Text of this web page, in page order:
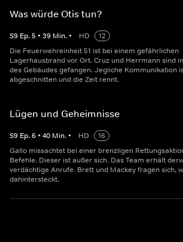
Was würde Otis tun?
S9 Ep.5 • 39 Min. • HD
12
Die Feuerwehreinheit 51 ist bei einem gefährlichen
Lagerhausbrand vor Ort. Cruz und Herrmann sind
des Gebäudes gefangen. Jegliche Kommunikation
abgeschnitten und die Zeit rennt.
Lügen und Geheimnisse
S9 Ep.6 • 40 Min. • HD
16
Gallo missachtet bei einer brenzligen
Befehle. Dieser ist außer sich. Das Team erhält
verdächtige Anrufe. Brett und Mackey fragen sich,
dahintersteckt.